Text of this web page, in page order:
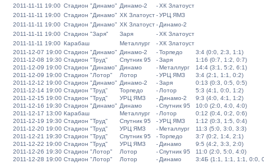
2011-11-11 19:00 Стадион "Динамо" Динамо-2 -ХК Златоуст
2011-11-11 19:00 Стадион "Динамо" ХК Златоуст-УРЦ ЯМЗ
2011-11-11 19:00 Стадион "Динамо" ХК Златоуст- Динамо-2
2011-11-11 19:00 Стадион "Заря" Заря -ХК Златоуст
2011-11-11 19:00 Карабаш Металлург -ХК Златоуст
2011-12-07 19:00 Стадион "Динамо" Динамо-2 -Торпедо
3:4 (0:0, 2:3, 1:1)
2011-12-08 19:30 Стадион "Труд" Спутник 95 -Заря
1:16 (0:7, 1:2, 0:7)
2011-12-09 19:00 Стадион "Динамо" Динамо -Металлург
14:4 (3:1, 5:2, 6:1)
2011-12-09 19:00 Стадион "Лотор" Лотор -УРЦ ЯМЗ
3:4 (2:1, 1:1, 0:2)
2011-12-12 19:00 Стадион "Динамо" Динамо-2 -Заря
0:13 (0:3, 0:5, 0:5)
2011-12-14 19:00 Стадион "Труд" Торпедо - Лотор
5:3 (4:1, 0:0, 1:2)
2011-12-15 19:00 Стадион "Труд" УРЦ ЯМЗ - Динамо-2
9:3 (4:0, 4:1, 1:2)
2011-12-16 19:30 Стадион "Динамо" Динамо -Спутник 95
10:0 (2:0, 4:0, 4:0)
2011-12-17 13:00 Карабаш Металлург - Лотор
0:12 (0:4, 0:2, 0:6)
2011-12-19 19:30 Стадион "Труд" Спутник 95 -УРЦ ЯМЗ
1:12 (0:3, 1:5, 0:4)
2011-12-20 19:00 Стадион "Труд" УРЦ ЯМЗ -Металлург
11:3 (5:0, 3:0, 3:3)
2011-12-21 19:30 Стадион "Труд" Спутник 95 -Торпедо
3:7 (0:2, 1:4, 2:1)
2011-12-22 19:00 Стадион "Труд" УРЦ ЯМЗ - Динамо
9:5 (4:2, 3:3, 2:0)
2011-12-26 19:30 Стадион "Лотор" Лотор -Спутник 95
11:0 (2:0, 5:0, 4:0)
2011-12-28 19:00 Стадион "Лотор" Лотор - Динамо
3:4Б (1:1, 1:1, 1:1, 0:0,